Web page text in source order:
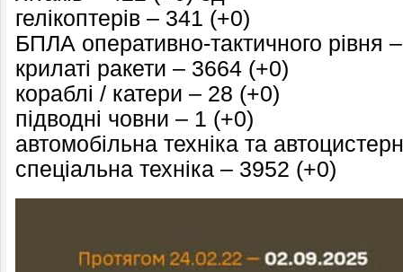
гелікоптерів – 341 (+0)
БПЛА оперативно-тактичного рівня
крилаті ракети – 3664 (+0)
кораблі / катери – 28 (+0)
підводні човни – 1 (+0)
автомобільна техніка та
спеціальна техніка – 3952 (+0)